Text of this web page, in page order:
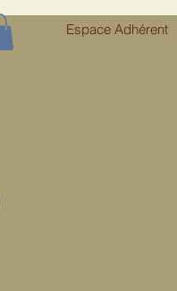
Espace Adhérent